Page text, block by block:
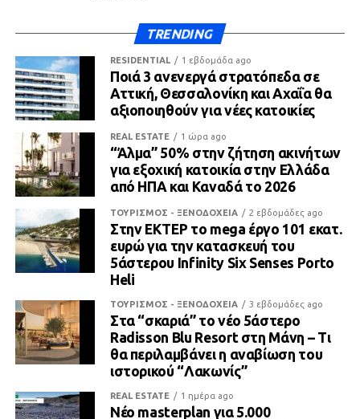
TRENDING
RESIDENTIAL 1 εβδομάδα ago
Ποιά 3 ανενεργά στρατόπεδα σε
Αττική, Θεσσαλονίκη και Αχαΐα θα
αξιοποιηθούν για νέες κατοικίες
REAL ESTATE 1 ώρα ago
“Άλμα” 50% στην ζήτηση ακινήτων
για εξοχική κατοικία στην Ελλάδα
από ΗΠΑ και Καναδά το 2026
ΤΟΥΡΙΣΜΟΣ - ΞΕΝΟΔΟΧΕΙΑ 2 εβδομάδες ago
Στην ΕΚΤΕΡ το mega έργο 101 εκατ.
ευρώ για την κατασκευή του
5άστερου Infinity Six Senses Porto
Heli
ΤΟΥΡΙΣΜΟΣ - ΞΕΝΟΔΟΧΕΙΑ 3 εβδομάδες ago
Στα “σκαριά” το νέο 5άστερο
Radisson Blu Resort στη Μάνη – Τι
θα περιλαμβάνει η αναβίωση του
ιστορικού “Λακωνίς”
REAL ESTATE 1 ημέρα ago
Νέο masterplan για 5.000